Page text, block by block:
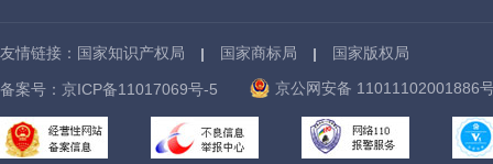
友情链接： 国家知识产权局 国家商标局 国家版权局
备案号： 京ICP备11017069号-5 京公网安备 11011102001886